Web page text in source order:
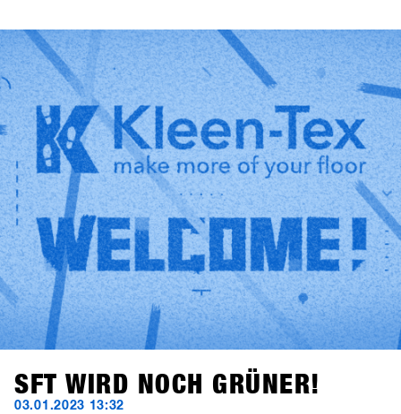
herrschte ausgelassene Stimmung unter allen
Teilnehmern. Nach zwei Jahren Zwangspause konnte der
weltweit grösste Snowboarding b2b Event wieder
stattfinden und dementsprechend gross war die
Wiedersehensfreude unter allen Teilnehmern. Diese
Energie ist es, was den Event so speziell macht und uns
die Kraft gibt jedes Jahr wieder einen drauf zu setzen und
zu versuchen den SHOPS 1st TRY noch ein bisschen
besser zu machen! Wir freuen uns auf euch in 2024 -
SAVE the DATE: 21.-23. Januar 2024
SFT WIRD NOCH GRÜNER!
03.01.2023 13:32